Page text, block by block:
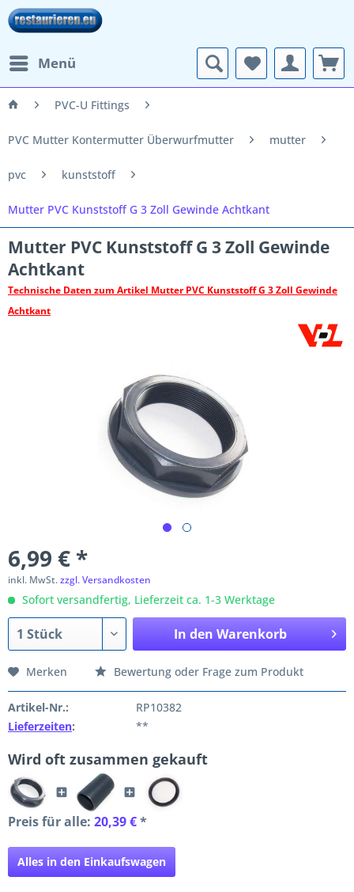
Menü
PVC-U Fittings
PVC Mutter Kontermutter Überwurfmutter mutter
pvc kunststoff
Mutter PVC Kunststoff G 3 Zoll Gewinde Achtkant
Mutter PVC Kunststoff G 3 Zoll Gewinde
Achtkant
Technische Daten zum Artikel Mutter PVC Kunststoff G 3 Zoll Gewinde
Achtkant
6,99 € *
inkl. MwSt.zzgl. Versandkosten
Sofort versandfertig, Lieferzeit ca. 1-3 Werktage
In den Warenkorb
Merken Bewertung oder Frage zum Produkt
Artikel-Nr.:
RP10382
Lieferzeiten: **
Wird oft zusammen gekauft
Preis für alle: 20,39 €*
Alles in den Einkaufswagen